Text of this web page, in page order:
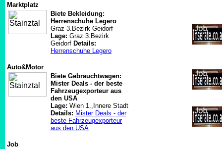
Marktplatz
Biete Bekleidung:
Herrenschuhe Legero
Graz 3.Bezirk Geidorf
Lage: Graz 3.Bezirk
Geidorf Details:
Herrenschuhe Legero
Auto&Motor
Biete Gebrauchtwagen:
Mister Deals - der beste
Fahrzeugexporteur aus
den USA
Lage: Wien 1.,Innere Stadt
Details: Mister Deals - der
beste Fahrzeugexporteur
aus den USA
Job